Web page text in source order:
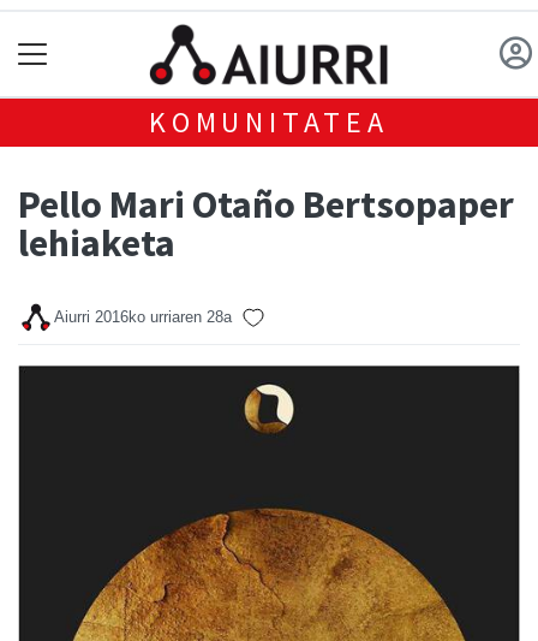
KOMUNITATEA
Pello Mari Otaño Bertsopaper
lehiaketa
Aiurri 2016ko urriaren 28a